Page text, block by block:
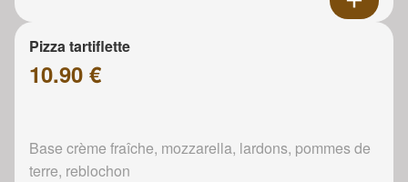
Pizza tartiflette
10.90 €
Base crème fraîche, mozzarella, lardons, pommes de
terre, reblochon